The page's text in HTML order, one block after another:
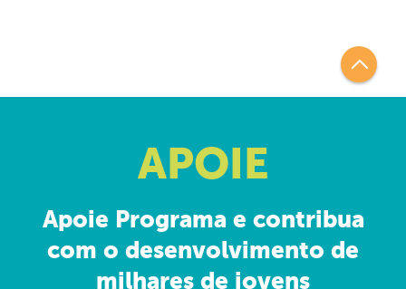
APOIE
Apoie Programa e contribua
com o desenvolvimento de
milhares de jovens